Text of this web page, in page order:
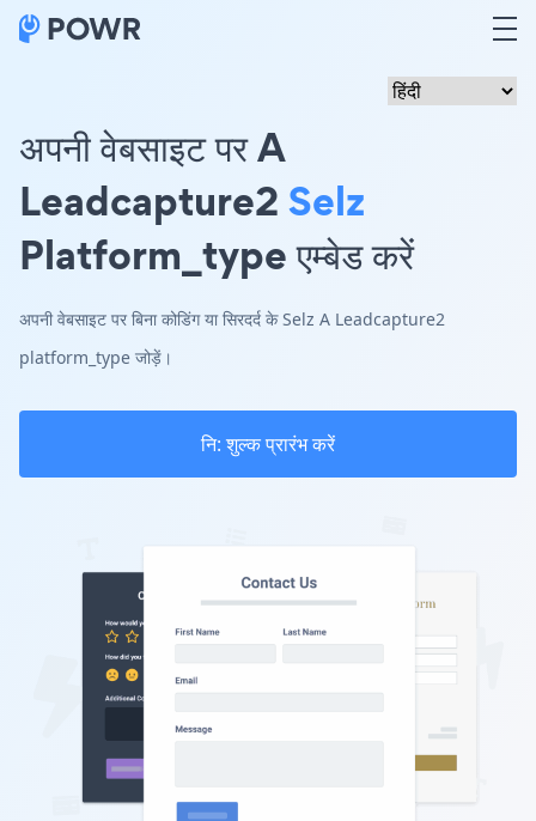
अपनी वेबसाइट पर A
Leadcapture2Selz
Platform_type एम्बेड करें
अपनी वेबसाइट पर बिना कोडिंग या सिरदर्द के Selz A Leadcapture2
platform_type जोड़ें।
नि: शुल्क प्रारंभ करें